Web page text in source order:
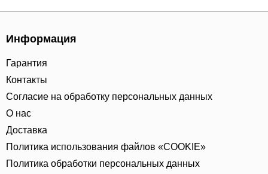
Информация
Гарантия
Контакты
Согласие на обработку персональных данных
О нас
Доставка
Политика использования файлов «COOKIE»
Политика обработки персональных данных